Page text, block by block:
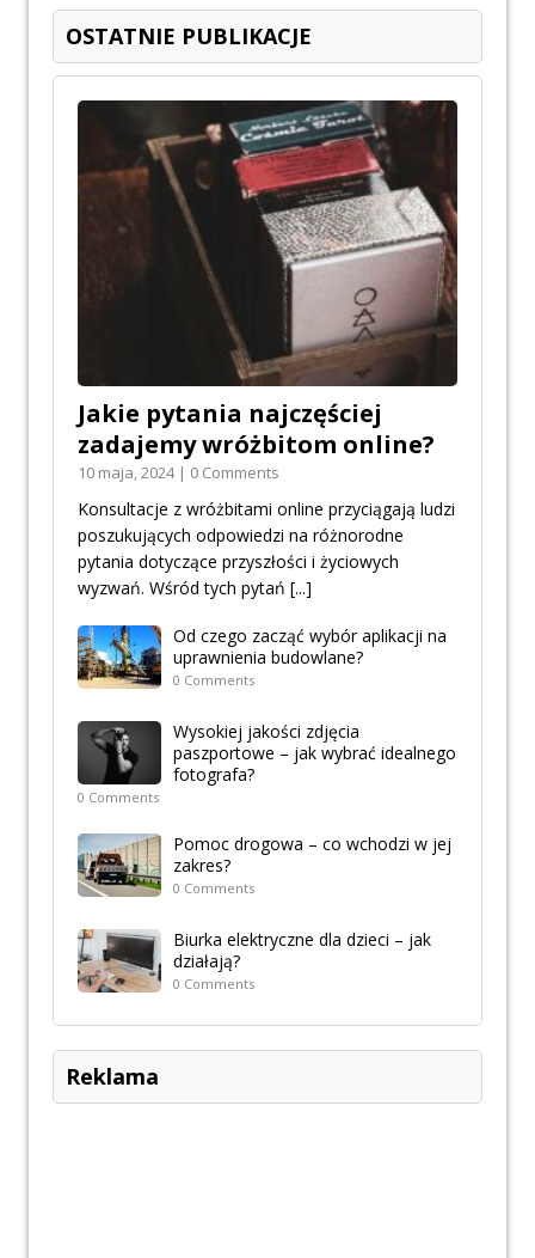
OSTATNIE PUBLIKACJE
Jakie pytania najczęściej
zadajemy wróżbitom online?
10 maja, 2024 | 0 Comments
Konsultacje z wróżbitami online przyciągają ludzi
poszukujących odpowiedzi na różnorodne
pytania dotyczące przyszłości i życiowych
wyzwań. Wśród tych pytań [...]
Od czego zacząć wybór aplikacji na
uprawnienia budowlane?
0 Comments
Wysokiej jakości zdjęcia
paszportowe – jak wybrać idealnego
fotografa?
0 Comments
Pomoc drogowa – co wchodzi w jej
zakres?
0 Comments
Biurka elektryczne dla dzieci – jak
działają?
0 Comments
Reklama